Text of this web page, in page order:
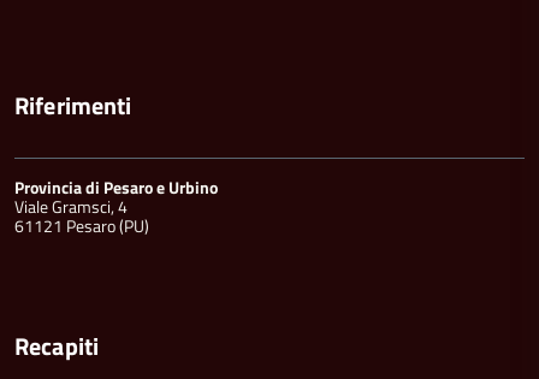
Riferimenti
Provincia di Pesaro e Urbino
Viale Gramsci, 4
61121 Pesaro (PU)
Recapiti